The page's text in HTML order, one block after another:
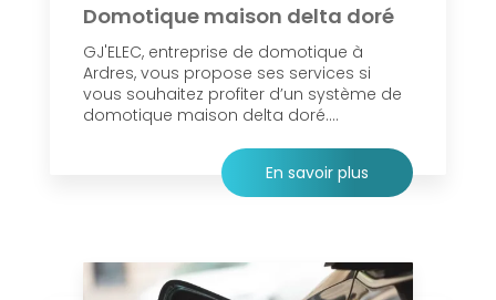
Domotique maison delta doré
GJ'ELEC, entreprise de domotique à
Ardres, vous propose ses services si
vous souhaitez profiter d’un système de
domotique maison delta doré....
En savoir plus